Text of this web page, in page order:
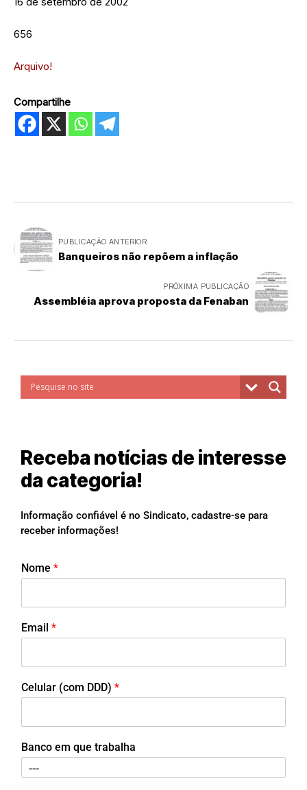
656
Arquivo!
Compartilhe
PUBLICAÇÃO ANTERIOR
Banqueiros não repõem a inflação
PRÓXIMA PUBLICAÇÃO
Assembléia aprova proposta da Fenaban
Receba notícias de interesse
da categoria!
Informação confiável é no Sindicato, cadastre-se para
receber informações!
Nome *
Email *
Celular (com DDD) *
Banco em que trabalha